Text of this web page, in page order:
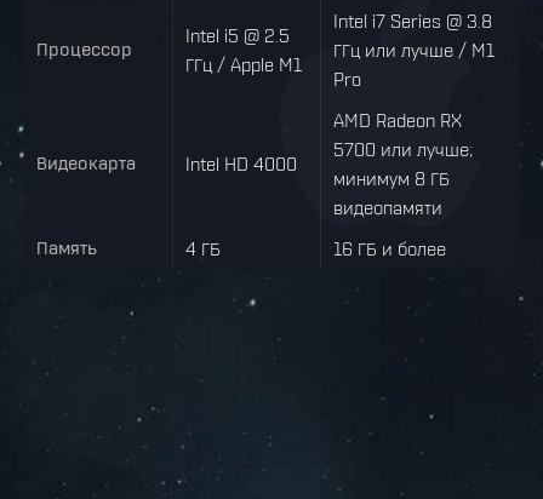
Процессор
Intel i5 @ 2.5
ГГц / Apple M1
Intel i7 Series @ 3.8
ГГц или лучше / M1
Pro
Видеокарта Intel HD 4000
AMD Radeon RX
5700 или лучше;
минимум 8 ГБ
видеопамяти
Память 4 ГБ 16 ГБ и более